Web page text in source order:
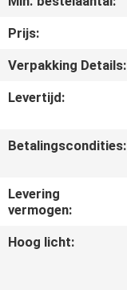
NEEM
CONTACT
MET
ONS
GEVALLEN
Prijs:
Verpakking Details:
Levertijd:
Betalingscondities:
Levering
vermogen:
Hoog licht: